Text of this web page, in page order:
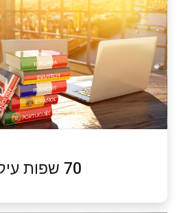
70 שפות עיקריות